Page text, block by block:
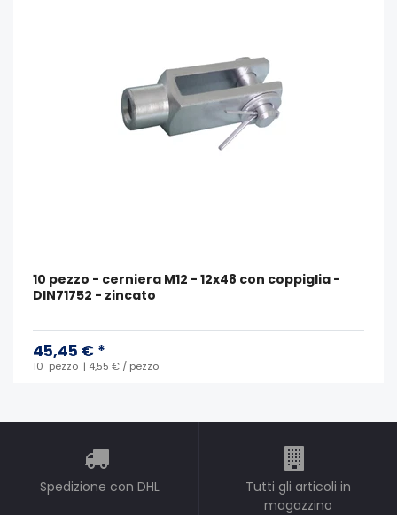
10 pezzo - cerniera M12 - 12x48 con coppiglia -
DIN71752 - zincato
45,45 € *
10 pezzo | 4,55 € / pezzo
Spedizione con DHL
Tutti gli articoli in
magazzino